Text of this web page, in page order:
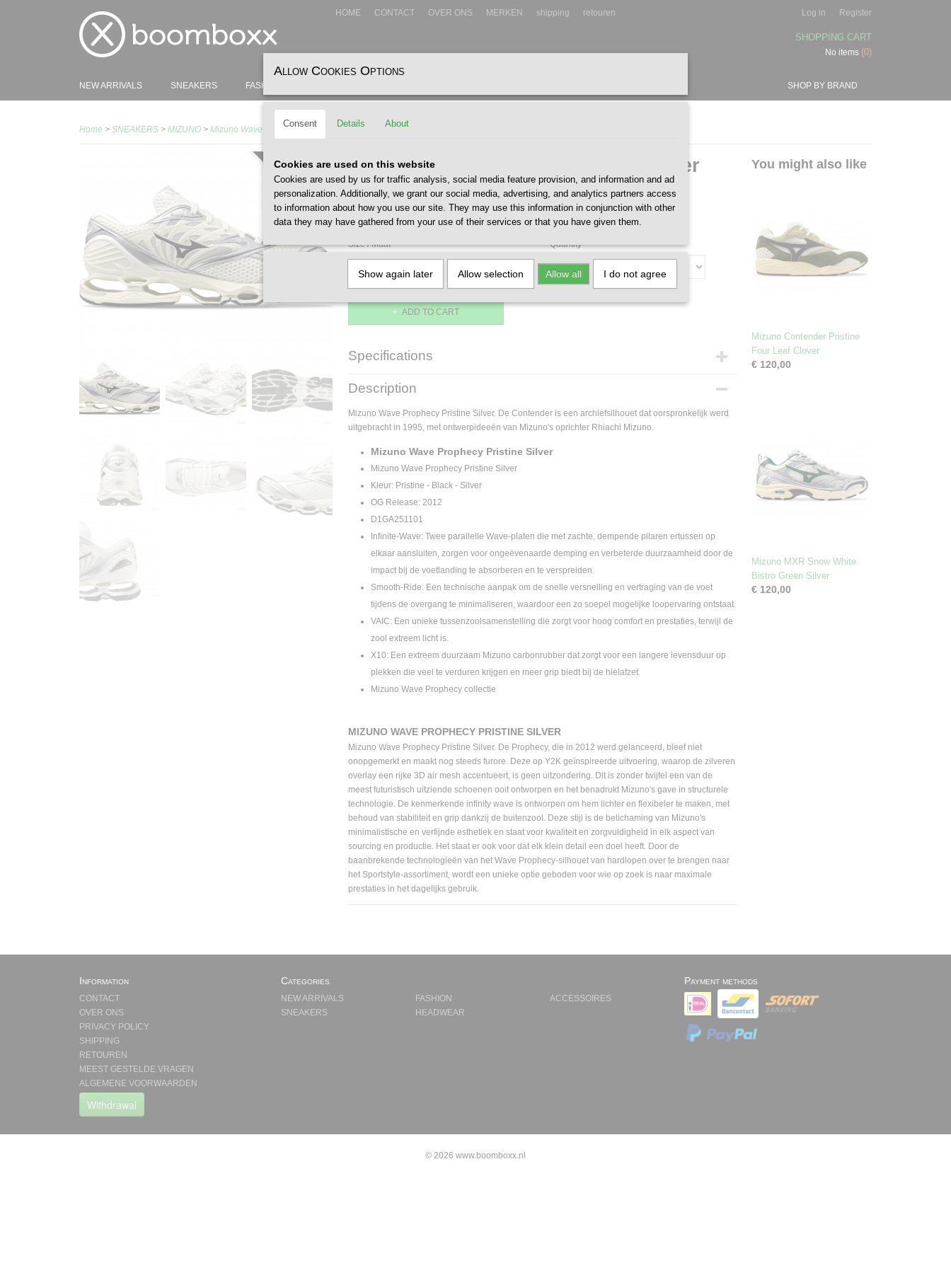
HOME CONTACT OVER ONS MERKEN shipping retouren Log in Register
SHOPPING CART
No items (0)
SHOP BY BRAND
NEW ARRIVALS SNEAKERS FASHION
Home > SNEAKERS > MIZUNO > Mizuno Wave Prophecy Pristine Silver
MEN /X
Mizuno Wave Prophecy Pristine Silver
€ 230,00
✓ In stock - Delivery 1 - 2 werkdagen
Size / Maat Quantity
ADD TO CART
Specifications
Supplier product code
Description
Mizuno Wave Prophecy Pristine Silver. De Contender is een archiefsilhouet dat oorspronkelijk werd
uitgebracht in 1995, met ontwerpideeën van Mizuno's oprichter Rhiachi Mizuno.
Mizuno Wave Prophecy Pristine Silver
Mizuno Wave Prophecy Pristine Silver
Kleur: Pristine - Black - Silver
OG Release: 2012
D1GA251101
Infinite-Wave: Twee parallelle Wave-platen die met zachte, dempende pilaren ertussen op
elkaar aansluiten, zorgen voor ongeëvenaarde demping en verbeterde duurzaamheid door de
impact bij de voetlanding te absorberen en te verspreiden.
Smooth-Ride: Een technische aanpak om de snelle versnelling en vertraging van de voet
tijdens de overgang te minimaliseren, waardoor een zo soepel mogelijke loopervaring ontstaat.
VAIC: Een unieke tussenzoolsamenstelling die zorgt voor hoog comfort en prestaties, terwijl de
zool extreem licht is.
X10: Een extreem duurzaam Mizuno carbonrubber dat zorgt voor een langere levensduur op
plekken die veel te verduren krijgen en meer grip biedt bij de hielafzet.
Mizuno Wave Prophecy collectie
MIZUNO WAVE PROPHECY PRISTINE SILVER
Mizuno Wave Prophecy Pristine Silver. De Prophecy, die in 2012 werd gelanceerd, bleef niet
onopgemerkt en maakt nog steeds furore. Deze op Y2K geïnspireerde uitvoering, waarop de zilveren
overlay een rijke 3D air mesh accentueert, is geen uitzondering. Dit is zonder twijfel een van de
meest futuristisch uitziende schoenen ooit ontworpen en het benadrukt Mizuno's gave in structurele
technologie. De kenmerkende infinity wave is ontworpen om hem lichter en flexibeler te maken, met
behoud van stabiliteit en grip dankzij de buitenzool. Deze stijl is de belichaming van Mizuno's
minimalistische en verfijnde esthetiek en staat voor kwaliteit en zorgvuldigheid in elk aspect van
sourcing en productie. Het staat er ook voor dat elk klein detail een doel heeft. Door de
baanbrekende technologieën van het Wave Prophecy-silhouet van hardlopen over te brengen naar
het Sportstyle-assortiment, wordt een unieke optie geboden voor wie op zoek is naar maximale
prestaties in het dagelijks gebruik.
You might also like
Mizuno Contender Pristine
Four Leaf Clover
€ 120,00
Mizuno MXR Snow White
Bistro Green Silver
€ 120,00
Information
CONTACT
OVER ONS
PRIVACY POLICY
SHIPPING
RETOUREN
MEEST GESTELDE VRAGEN
ALGEMENE VOORWAARDEN
Withdrawal
Categories
NEW ARRIVALS
SNEAKERS
FASHION
HEADWEAR
ACCESSOIRES
Payment methods
© 2026 www.boomboxx.nl
Allow Cookies Options
Consent Details About
Cookies are used on this website
Cookies are used by us for traffic analysis, social media feature provision, and information and ad
personalization. Additionally, we grant our social media, advertising, and analytics partners access
to information about how you use our site. They may use this information in conjunction with other
data they may have gathered from your use of their services or that you have given them.
Show again later Allow selection Allow all I do not agree